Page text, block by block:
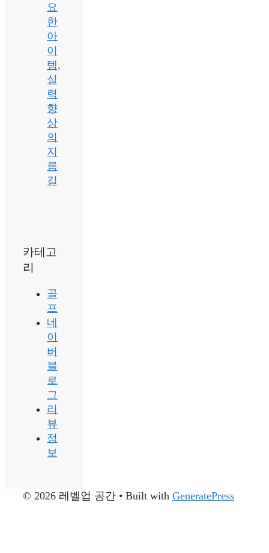
요
한
아
이
템,
실
력
향
상
의
지
름
길
카테고
리
골
프
네
이
버
블
로
그
리
뷰
정
보
© 2026 레벨업 공간 • Built with GeneratePress